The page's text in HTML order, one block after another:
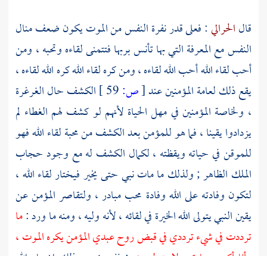
قالالحرالي: فعلى قدر نفرة النفس من الموت يكون ضعف منال
النفس مع المعرفة التي بها تأنس بربها فتتمنى لقاءه وتحبه ، ومن
أحب لقاء الله أحب الله لقاءه ، ومن كره لقاء الله كره الله لقاءه ،
يقع ذلك لعامة المؤمنين عند[ص:
الكشف حال الغرغرة
، ولخاصة المؤمنين في مهل الحياة لأنهم لو كشف لهم الغطاء لم
يزدادوا يقينا ، فما هو للمؤمن بعد الكشف من محبة لقاء الله فهو
للموقن في حياته ويقظته ، لكمال الكشف له مع وجود حجاب
الملك الظاهر ; ولذلك ما مات نبي حتى يخير فيختار لقاء الله ،
لتكون وفادته على الله وفادة محب مبادر ، ولتقاصر المؤمن عن
يقين النبي يتولى الله الخيرة في لقائه ، لأنه وليه ، ومنه ما ورد :ما
ترددت في شيء ترددي في قبض روح عبدي المؤمن يكره الموت ،